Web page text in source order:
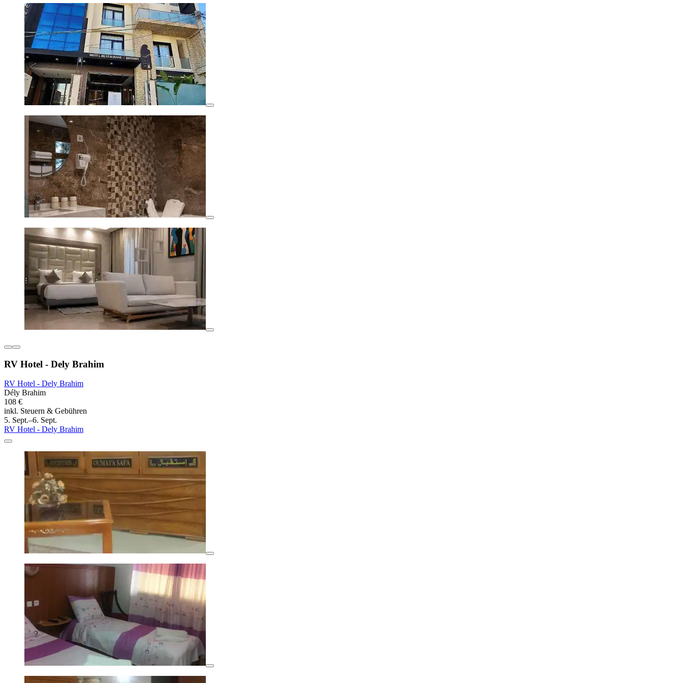
RV Hotel - Dely Brahim
RV Hotel - Dely Brahim
Dély Brahim
108 €
inkl. Steuern & Gebühren
5. Sept.–6. Sept.
RV Hotel - Dely Brahim